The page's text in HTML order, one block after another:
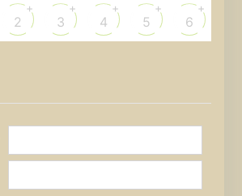
2
+
3
+
4
+
5
+
6
+